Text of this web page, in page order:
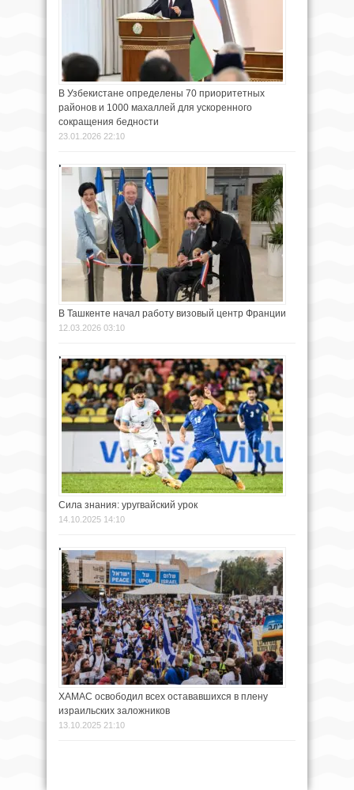
В Узбекистане определены 70 приоритетных
районов и 1000 махаллей для ускоренного
сокращения бедности
23.01.2026 22:10
В Ташкенте начал работу визовый центр Франции
12.03.2026 03:10
Сила знания: уругвайский урок
14.10.2025 14:10
ХАМАС освободил всех остававшихся в плену
израильских заложников
13.10.2025 21:10